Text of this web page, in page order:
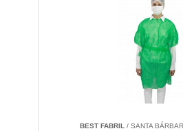
BEST FABRIL / SANTA